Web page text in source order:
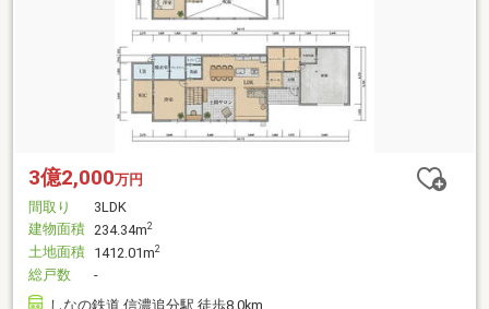
3億2,000万円
間取り
3LDK
建物面積 234.34m2
土地面積 1412.01m2
総戸数
-
しなの鉄道 信濃追分駅 徒歩8.0km